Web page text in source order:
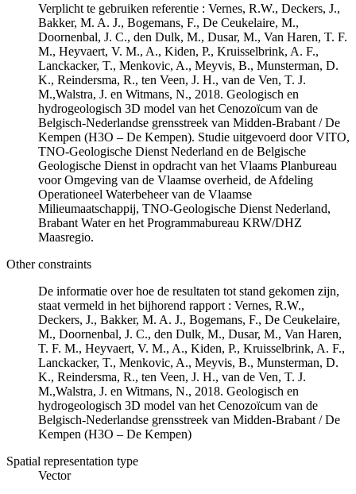
Verplicht te gebruiken referentie : Vernes, R.W., Deckers, J.,
Bakker, M. A. J., Bogemans, F., De Ceukelaire, M.,
Doornenbal, J. C., den Dulk, M., Dusar, M., Van Haren, T. F.
M., Heyvaert, V. M., A., Kiden, P., Kruisselbrink, A. F.,
Lanckacker, T., Menkovic, A., Meyvis, B., Munsterman, D.
K., Reindersma, R., ten Veen, J. H., van de Ven, T. J.
M.,Walstra, J. en Witmans, N., 2018. Geologisch en
hydrogeologisch 3D model van het Cenozoïcum van de
Belgisch-Nederlandse grensstreek van Midden-Brabant / De
Kempen (H3O – De Kempen). Studie uitgevoerd door VITO,
TNO-Geologische Dienst Nederland en de Belgische
Geologische Dienst in opdracht van het Vlaams Planbureau
voor Omgeving van de Vlaamse overheid, de Afdeling
Operationeel Waterbeheer van de Vlaamse
Milieumaatschappij, TNO-Geologische Dienst Nederland,
Brabant Water en het Programmabureau KRW/DHZ
Maasregio.
Other constraints
De informatie over hoe de resultaten tot stand gekomen zijn,
staat vermeld in het bijhorend rapport : Vernes, R.W.,
Deckers, J., Bakker, M. A. J., Bogemans, F., De Ceukelaire,
M., Doornenbal, J. C., den Dulk, M., Dusar, M., Van Haren,
T. F. M., Heyvaert, V. M., A., Kiden, P., Kruisselbrink, A. F.,
Lanckacker, T., Menkovic, A., Meyvis, B., Munsterman, D.
K., Reindersma, R., ten Veen, J. H., van de Ven, T. J.
M.,Walstra, J. en Witmans, N., 2018. Geologisch en
hydrogeologisch 3D model van het Cenozoïcum van de
Belgisch-Nederlandse grensstreek van Midden-Brabant / De
Kempen (H3O – De Kempen)
Spatial representation type
Vector